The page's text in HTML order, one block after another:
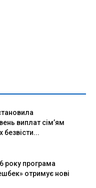
виплат сім’ям
безвісти...
року програма
отримує нові